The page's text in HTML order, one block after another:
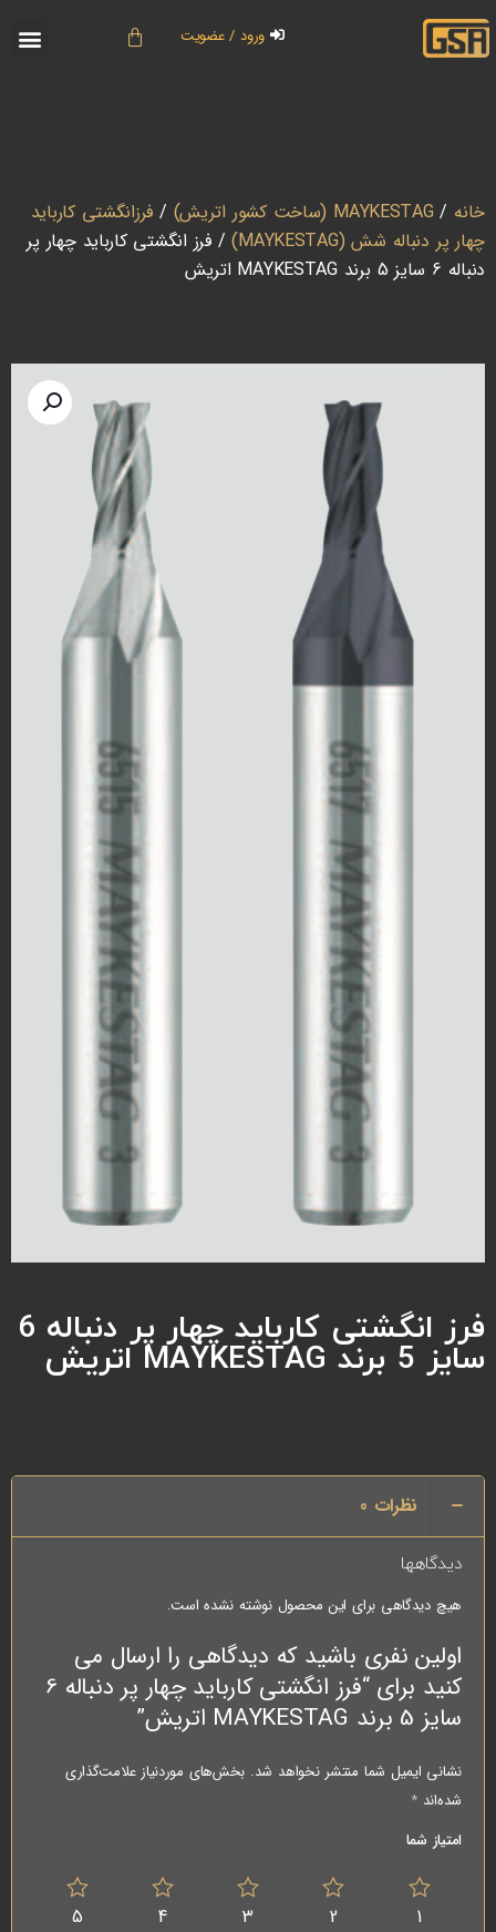
ورود / عضویت
خانه / MAYKESTAG (ساخت کشور اتریش) /فرزانگشتی کارباید
چهار پر دنباله شش (MAYKESTAG)
/ فرز انگشتی کارباید چهار پر
دنباله 6 سایز 5 برند MAYKESTAG اتریش
فرز انگشتی کارباید چهار پر دنباله 6
سایز 5 برند MAYKESTAG اتریش
نظرات 0
دیدگاهها
هیچ دیدگاهی برای این محصول نوشته نشده است.
اولین نفری باشید که دیدگاهی را ارسال می
کنید برای “فرز انگشتی کارباید چهار پر دنباله 6
سایز 5 برند MAYKESTAG اتریش”
نشانی ایمیل شما منتشر نخواهد شد. بخش‌های موردنیاز علامت‌گذاری
شده‌اند*
امتیاز شما
1
2
3
4
5